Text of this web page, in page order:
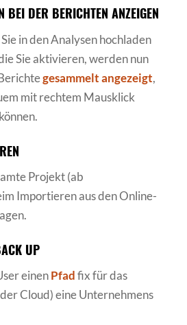
BEI DER BERICHTEN ANZEIGEN
in den Analysen hochladen
Sie aktivieren, werden nun
gesammelt angezeigt,
mit rechtem Mausklick
Projekt (ab
Importieren aus den Online-
UP
einenPfadfix für das
Cloud) eine Unternehmens